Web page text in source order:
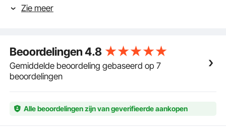
spullen zonder u zorgen te hoeven maken over het
deuken en is uitgerust met robuuste veiligheidssloten
voor extra veiligheid.
Quick Release: Ratelmechanisme biedt uitstekende
controle, comfort en sterke grijpkracht. De
een soepele en snelle ontgrendeling.
Wat je krijgt: De ratelriemset bevat bungeekoorden,
Zie meer
Beoordelingen4.8
Gemiddelde beoordeling gebaseerd op 7
beoordelingen
Alle beoordelingen zijn van geverifieerde aankopen